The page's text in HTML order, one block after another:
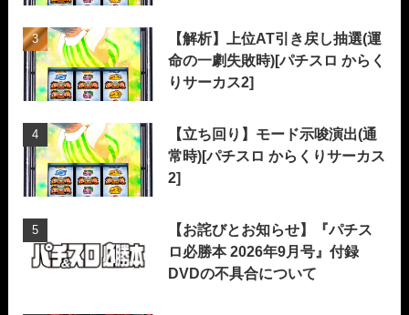
【解析】上位AT引き戻し抽選(運
命の一劇失敗時)[パチスロ からく
りサーカス2]
【立ち回り】モード示唆演出(通
常時)[パチスロ からくりサーカス
2]
【お詫びとお知らせ】『パチス
ロ必勝本 2026年9月号』付録
DVDの不具合について